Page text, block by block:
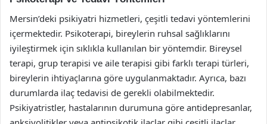
Mersin’deki psikiyatri hizmetleri, çeşitli tedavi yöntemlerini
içermektedir. Psikoterapi, bireylerin ruhsal sağlıklarını
iyileştirmek için sıklıkla kullanılan bir yöntemdir. Bireysel
terapi, grup terapisi ve aile terapisi gibi farklı terapi türleri,
bireylerin ihtiyaçlarına göre uygulanmaktadır. Ayrıca, bazı
durumlarda ilaç tedavisi de gerekli olabilmektedir.
Psikiyatristler, hastalarının durumuna göre antidepresanlar,